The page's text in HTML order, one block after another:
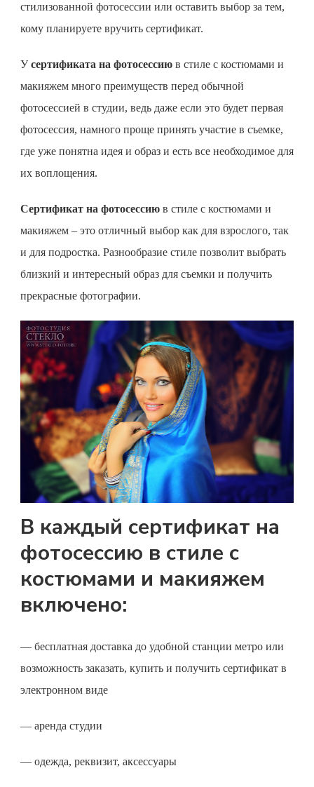
стилизованной фотосессии или оставить выбор за тем,
кому планируете вручить сертификат.
Усертификата на фотосессию в стиле с костюмами и
макияжем много преимуществ перед обычной
фотосессией в студии, ведь даже если это будет первая
фотосессия, намного проще принять участие в съемке,
где уже понятна идея и образ и есть все необходимое для
их воплощения.
Сертификат на фотосессию в стиле с костюмами и
макияжем – это отличный выбор как для взрослого, так
и для подростка. Разнообразие стиле позволит выбрать
близкий и интересный образ для съемки и получить
прекрасные фотографии.
В каждый сертификат на
фотосессию в стиле с
костюмами и макияжем
включено:
— бесплатная доставка до удобной станции метро или
возможность заказать, купить и получить сертификат в
электронном виде
— аренда студии
— одежда, реквизит, аксессуары